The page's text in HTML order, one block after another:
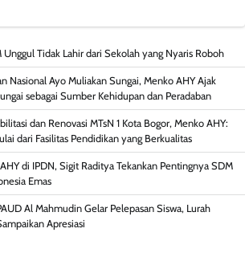
Unggul Tidak Lahir dari Sekolah yang Nyaris Roboh
Nasional Ayo Muliakan Sungai, Menko AHY Ajak
sebagai Sumber Kehidupan dan Peradaban
dan Renovasi MTsN 1 Kota Bogor, Menko AHY:
dari Fasilitas Pendidikan yang Berkualitas
di IPDN, Sigit Raditya Tekankan Pentingnya SDM
Emas
Al Mahmudin Gelar Pelepasan Siswa, Lurah
Apresiasi